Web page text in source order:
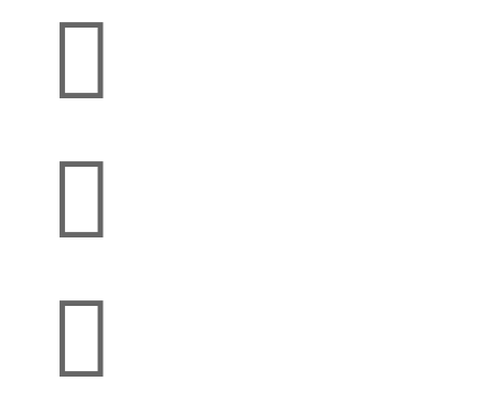


